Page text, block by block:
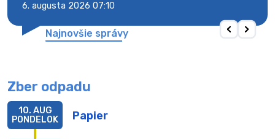
6. augusta 2026 07:10
Najnovšie správy
Zber odpadu
Papier
10. AUG
PONDELOK